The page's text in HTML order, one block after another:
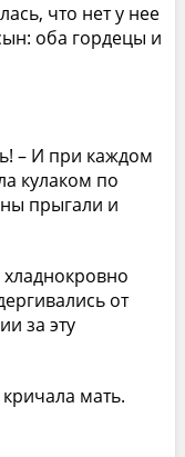
что нет у нее
оба гордецы и
– И при каждом
кулаком по
прыгали и
от
за эту
мать.